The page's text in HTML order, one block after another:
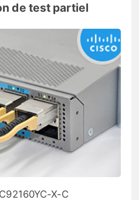
de test partiel
X-C